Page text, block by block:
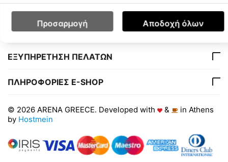
Ο ΛΟΓΑΡΙΑΣΜΟΣ ΜΟΥ
ΕΤΑΙΡΙΑ
ΕΞΥΠΗΡΕΤΗΣΗ ΠΕΛΑΤΩΝ
ΠΛΗΡΟΦΟΡΙΕΣ E-SHOP
© 2026 ARENA GREECE. Developed with &
in Athens
by Hostmein
Προσαρμογή Αποδοχή όλων